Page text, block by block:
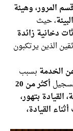
المرور، وهيئة
، حيث
دخانية زائدة
الذين يرتكبون
بسبب
أكثر من 20
بتهور،
القيادة،